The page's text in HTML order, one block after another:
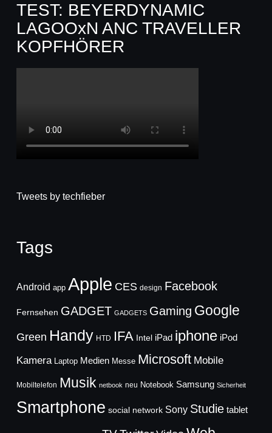
TEST: BEYERDYNAMIC
LAGOOxN ANC TRAVELLER
KOPFHÖRER
Tweets by techfieber
Tags
Android app Apple CES design Facebook
Fernsehen GADGET GADGETS Gaming Google
Green Handy HTD IFA Intel iPad iphone iPod
Kamera Laptop Medien Messe Microsoft Mobile
Mobiltelefon Musik netbook neu Notebook Samsung Sicherheit
Smartphone social network Sony Studie tablet